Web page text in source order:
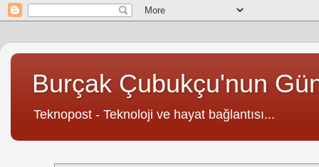
Burçak Çubukçu'nun
Teknopost - Teknoloji ve hayat bağlantısı...